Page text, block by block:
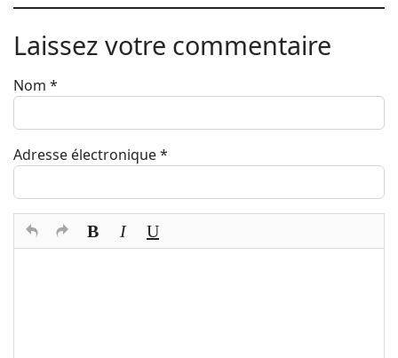
Laissez votre commentaire
Nom *
Adresse électronique*
Texte du commentaire